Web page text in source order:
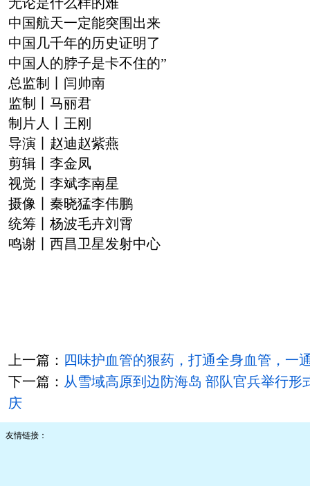
无论是什么样的难
中国航天一定能突围出来
中国几千年的历史证明了
中国人的脖子是卡不住的”
总监制丨闫帅南
监制丨马丽君
制片人丨王刚
导演丨赵迪赵紫燕
剪辑丨李金凤
视觉丨李斌李南星
摄像丨秦晓猛李伟鹏
统筹丨杨波毛卉刘霄
鸣谢丨西昌卫星发射中心
上一篇： 四味护血管的狠药，打通全身血管，一
下一篇： 从雪域高原到边防海岛 部队官兵举行形
庆
友情链接：